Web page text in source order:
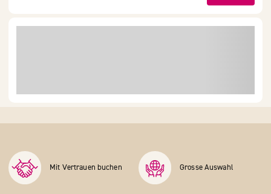
Mit Vertrauen buchen Grosse Auswahl